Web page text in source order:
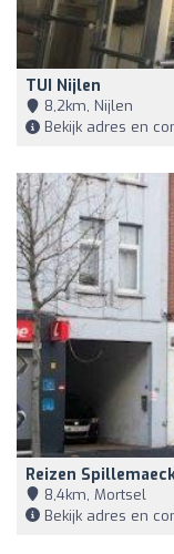
TUI Nijlen
8,2km, Nijlen
Bekijk adres en
Reizen
8,4km, Mortsel
Bekijk adres en